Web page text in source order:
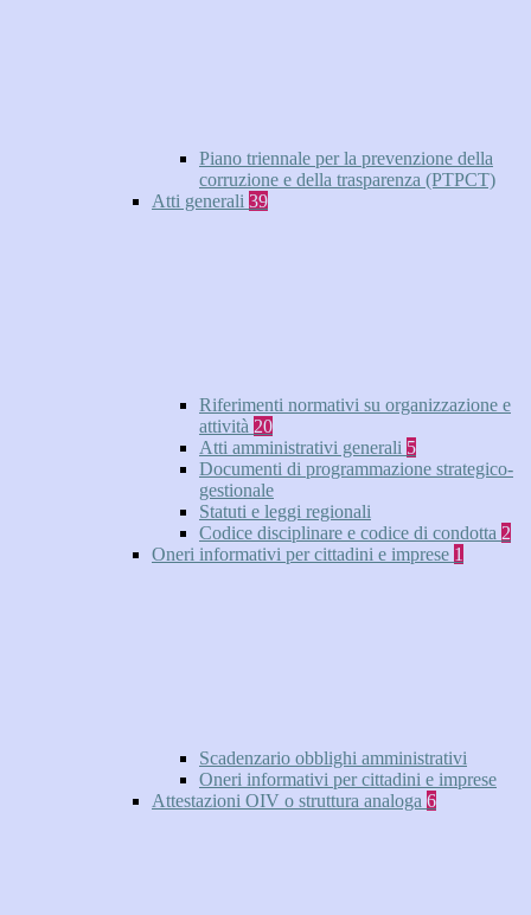
Piano triennale per la prevenzione della
corruzione e della trasparenza (PTPCT)
Atti generali 39
Riferimenti normativi su organizzazione e
attività 20
Atti amministrativi generali 5
Documenti di programmazione strategico-
gestionale
Statuti e leggi regionali
Codice disciplinare e codice di condotta 2
Oneri informativi per cittadini e imprese 1
Scadenzario obblighi amministrativi
Oneri informativi per cittadini e imprese
Attestazioni OIV o struttura analoga 6